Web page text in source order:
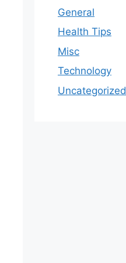
General
Health Tips
Misc
Technology
Uncategorized